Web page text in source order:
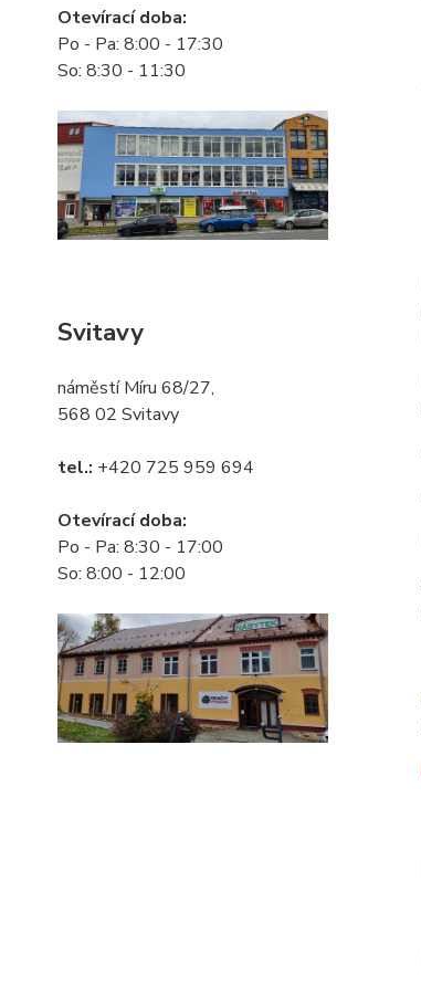
Otevírací doba:
Po - Pa: 8:00 - 17:30
So: 8:30 - 11:30
Svitavy
náměstí Míru 68/27,
568 02 Svitavy
tel.: +420 725 959 694
Otevírací doba:
Po - Pa: 8:30 - 17:00
So: 8:00 - 12:00